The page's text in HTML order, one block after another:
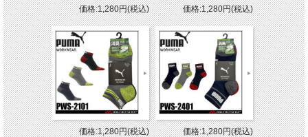
価格:1,280円(税込) 価格:1,280円(税込)
価格:1,280円(税込) 価格:1,280円(税込)